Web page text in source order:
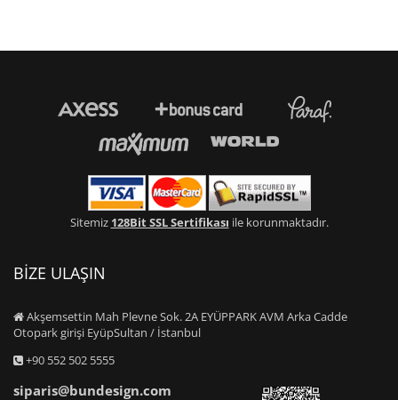
Sitemiz 128Bit SSL Sertifikası ile korunmaktadır.
BİZE ULAŞIN
Akşemsettin Mah Plevne Sok. 2A EYÜPPARK AVM Arka Cadde
Otopark girişi EyüpSultan / İstanbul
+90 552 502 5555
siparis@bundesign.com